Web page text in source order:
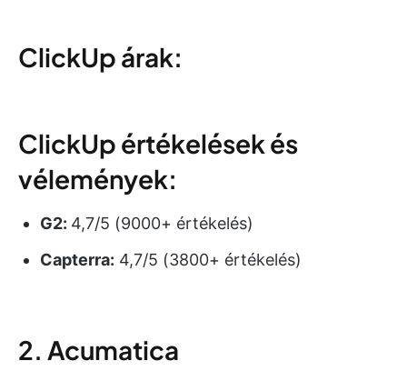
ClickUp árak:
ClickUp értékelések és
vélemények:
G2: 4,7/5 (9000+ értékelés)
Capterra: 4,7/5 (3800+ értékelés)
2. Acumatica